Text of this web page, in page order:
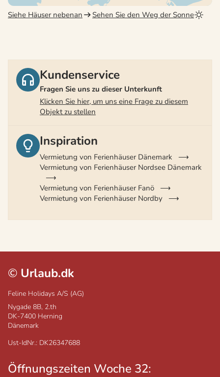
Siehe Häuser nebenan Sehen Sie den Weg der Sonne
Kundenservice
Fragen Sie uns zu dieser Unterkunft
Klicken Sie hier, um uns eine Frage zu diesem
Objekt zu stellen
Inspiration
Vermietung von Ferienhäuser Dänemark
Vermietung von Ferienhäuser Nordsee Dänemark
Vermietung von Ferienhäuser Fanö
Vermietung von Ferienhäuser Nordby
© Urlaub.dk
Feline Holidays A/S (AG)
Nygade 8B, 2.th
DK-7400 Herning
Dänemark
Ust-IdNr.: DK26347688
Öffnungszeiten Woche 32: